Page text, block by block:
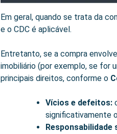
Em geral, quando se trata da
e o CDC é aplicável.
Entretanto, se a compra
imobiliário (por exemplo, se for
principais direitos, conforme o
Vícios e defeitos:
significativamente
Responsabilidade